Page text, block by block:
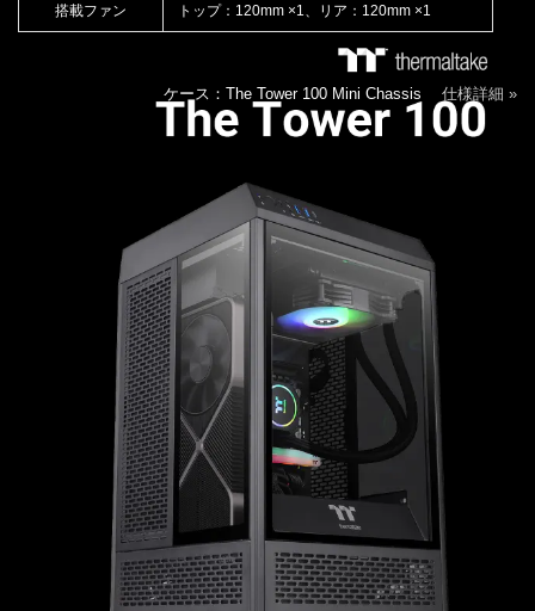
搭載ファン トップ：120mm ×1、リア：120mm ×1
ケース：The Tower 100 Mini Chassis 仕様詳細 »